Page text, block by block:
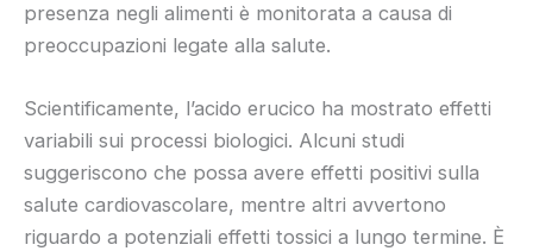
presenza negli alimenti è monitorata a causa di
preoccupazioni legate alla salute.
Scientificamente, l’acido erucico ha mostrato effetti
variabili sui processi biologici. Alcuni studi
suggeriscono che possa avere effetti positivi sulla
salute cardiovascolare, mentre altri avvertono
riguardo a potenziali effetti tossici a lungo termine. È